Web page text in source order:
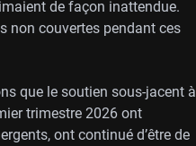
de façon inattendue.
non couvertes pendant ces
que le soutien sous-jacent à
trimestre 2026 ont
ont continué d’être de